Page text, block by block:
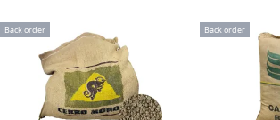
Back order Back order